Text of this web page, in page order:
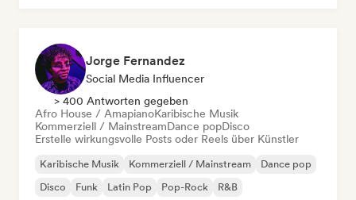
Jorge Fernandez
Social Media Influencer
> 400 Antworten gegeben
Afro House / AmapianoKaribische Musik
Kommerziell / MainstreamDance popDisco
Erstelle wirkungsvolle Posts oder Reels über Künstler
Karibische Musik Kommerziell / Mainstream
Dance pop
Disco
Funk Latin Pop Pop-Rock R&B